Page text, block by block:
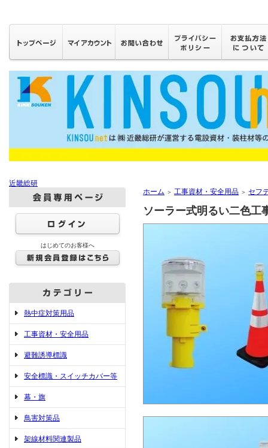
近畿総研
はじめてのお客様へ
熱中症対策用品
工事資材・安全用品
避難誘導標識
安全標識・スイッチカバー等
幕・旗
鳥害対策品
架線材料関連製品
ホーム ＞ 工事資材・安全用品 ＞ セフ
ソーラー式明るい二色工